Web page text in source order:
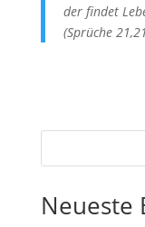
der findet
(Sprüche
Neueste